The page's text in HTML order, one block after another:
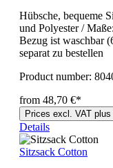
Hübsche, bequeme
und Polyester /
Bezug ist waschbar
separat zu bestellen
Product number:
from 48,70 €*
Prices excl. VAT
Details
Sitzsack Cotton